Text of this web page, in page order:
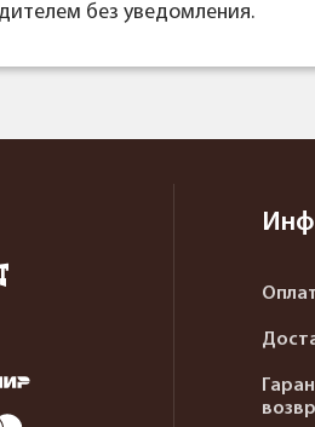
без уведомления.